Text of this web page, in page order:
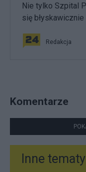
Nie tylko Szpital
się błyskawicznie
Redakcja
Komentarze
Inne